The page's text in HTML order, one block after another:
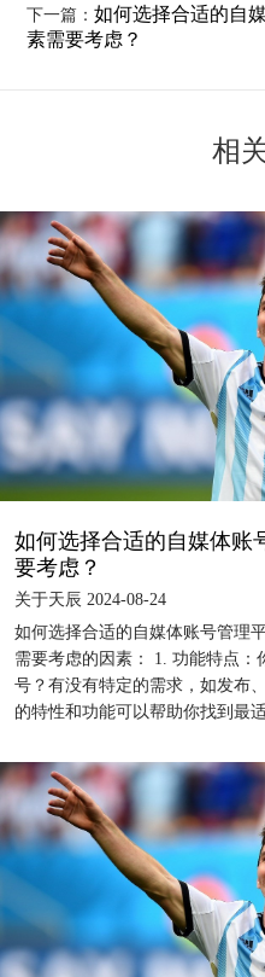
下一篇：如何选择合适的自
素需要考虑？
相
如何选择合适的自媒体账
要考虑？
关于天辰 2024-08-24
如何选择合适的自媒体账号管理
需要考虑的因素： 1. 功能特点
号？有没有特定的需求，如发布
的特性和功能可以帮助你找到最